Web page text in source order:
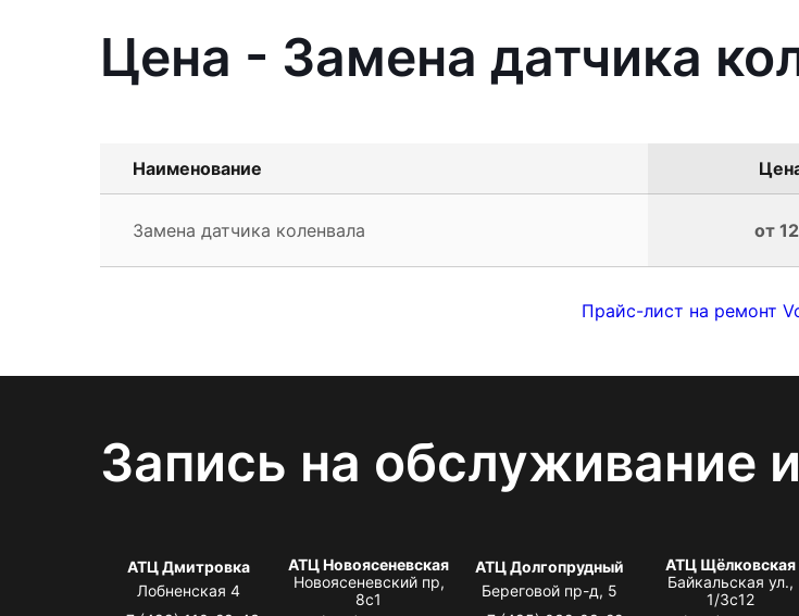
Цена - Замена датчика
Наименование
Замена датчика коленвала от
Прайс-лист на ремонт
Запись на обслуживание
АТЦ Дмитровка
Лобненская 4
АТЦ Новоясеневская
Новоясеневский пр,
8с1
АТЦ Долгопрудный
Береговой пр-д, 5
АТЦ Щёлковская
Байкальская ул.,
1/3с12